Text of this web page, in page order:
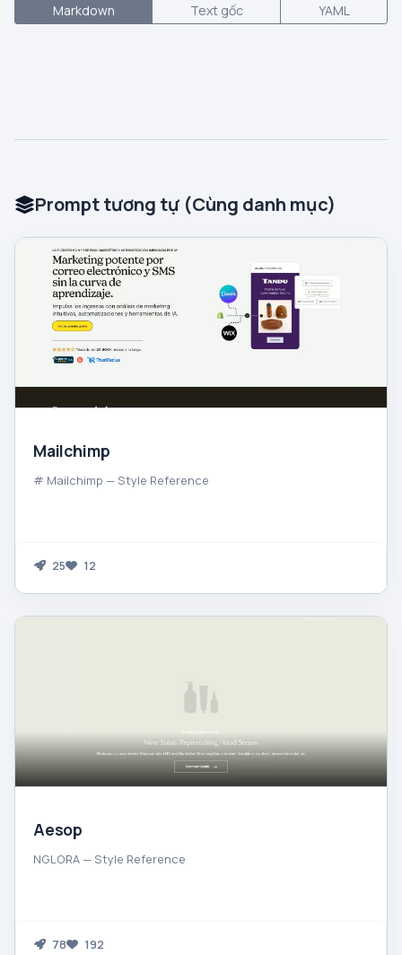
Markdown Text gốc YAML
Prompt tương tự (Cùng danh mục)
Mailchimp
# Mailchimp — Style Reference
25 12
Aesop
NGLORA — Style Reference
78 192